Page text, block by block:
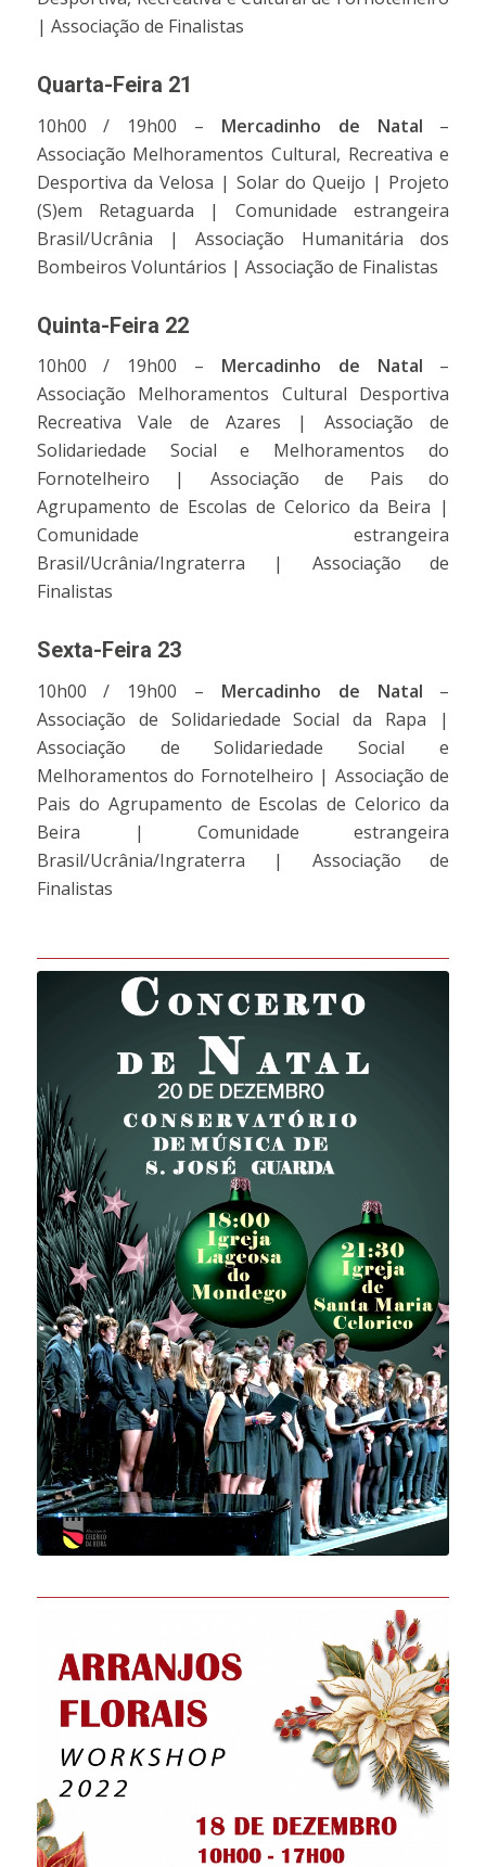
| Associação de Finalistas
Quarta-Feira 21
10h00 / 19h00 – Mercadinho de Natal –
Associação Melhoramentos Cultural, Recreativa e
Desportiva da Velosa | Solar do Queijo | Projeto
(S)em Retaguarda | Comunidade estrangeira
Brasil/Ucrânia | Associação Humanitária dos
Bombeiros Voluntários | Associação de Finalistas
Quinta-Feira 22
10h00 / 19h00 – Mercadinho de Natal –
Associação Melhoramentos Cultural Desportiva
Recreativa Vale de Azares | Associação de
Solidariedade Social e Melhoramentos do
Fornotelheiro | Associação de Pais do
Agrupamento de Escolas de Celorico da Beira |
Comunidade estrangeira
Brasil/Ucrânia/Ingraterra | Associação de
Finalistas
Sexta-Feira 23
10h00 / 19h00 – Mercadinho de Natal –
Associação de Solidariedade Social da Rapa |
Associação de Solidariedade Social e
Melhoramentos do Fornotelheiro | Associação de
Pais do Agrupamento de Escolas de Celorico da
Beira | Comunidade estrangeira
Brasil/Ucrânia/Ingraterra | Associação de
Finalistas